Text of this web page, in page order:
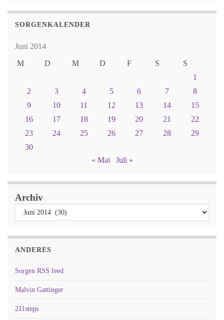
SORGENKALENDER
Juni 2014
M
D M D F S
S
1
2
3 4 5 6 7
8
9
10 11 12 13 14
15
16
17 18 19 20 21
22
23
24 25 26 27 28
29
30
« Mai
Juli »
Archiv
ANDERES
Sorgen RSS feed
Malvin Gattinger
211steps